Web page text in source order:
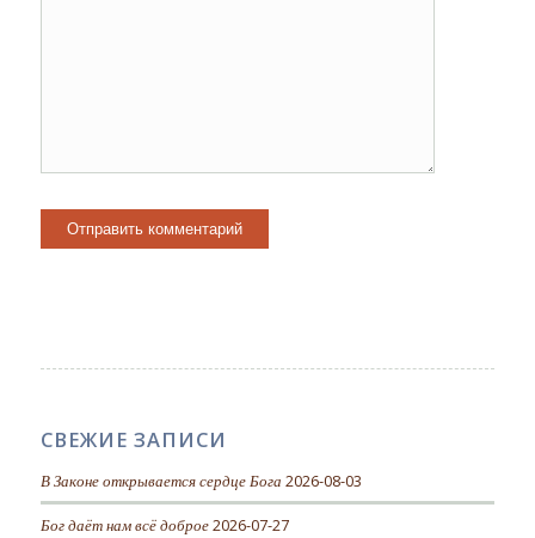
СВЕЖИЕ ЗАПИСИ
В Законе открывается сердце Бога 2026-08-03
Бог даёт нам всё доброе 2026-07-27